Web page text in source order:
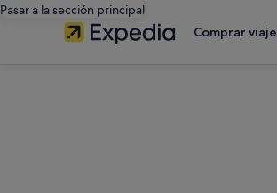
Pasar a la sección principal
Comprar viaje